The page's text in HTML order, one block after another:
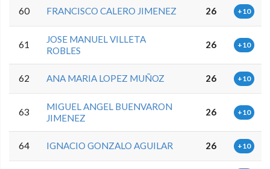
60 FRANCISCO CALERO JIMENEZ 26 +10
61
JOSE MANUEL VILLETA
ROBLES
26 +10
62 ANA MARIA LOPEZ MUÑOZ 26 +10
63
MIGUEL ANGEL BUENVARON
JIMENEZ
26 +10
64 IGNACIO GONZALO AGUILAR 26 +10